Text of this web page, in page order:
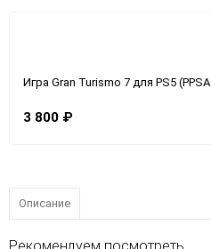
Игра Gran Turismo 7 для PS5
3 800 ₽
Описание